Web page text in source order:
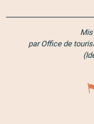
Mis
par Office de